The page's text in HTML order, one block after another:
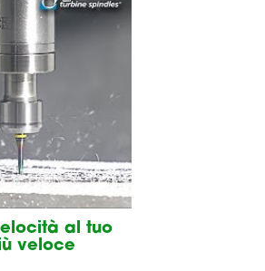
al tuo
veloce